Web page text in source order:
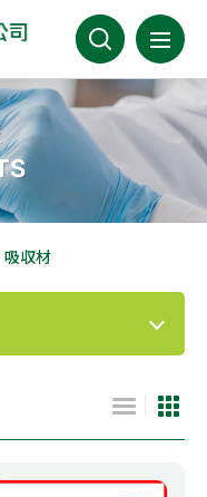
社案内
新情報
業分野
メーカー
FAQ
吸収材